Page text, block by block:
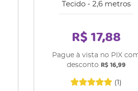
Tecido - 2,6 metros
(1)
R$ 17,88
Pague à vista no PIX
desconto R$ 16,99